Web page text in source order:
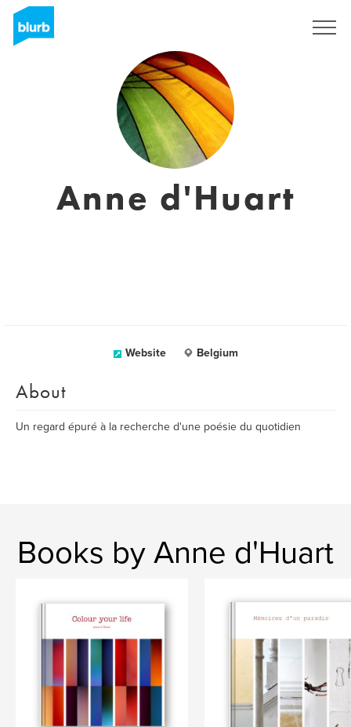
Anne d'Huart
Website Belgium
About
Un regard épuré à la recherche d'une poésie du quotidien
Books by Anne d'Huart